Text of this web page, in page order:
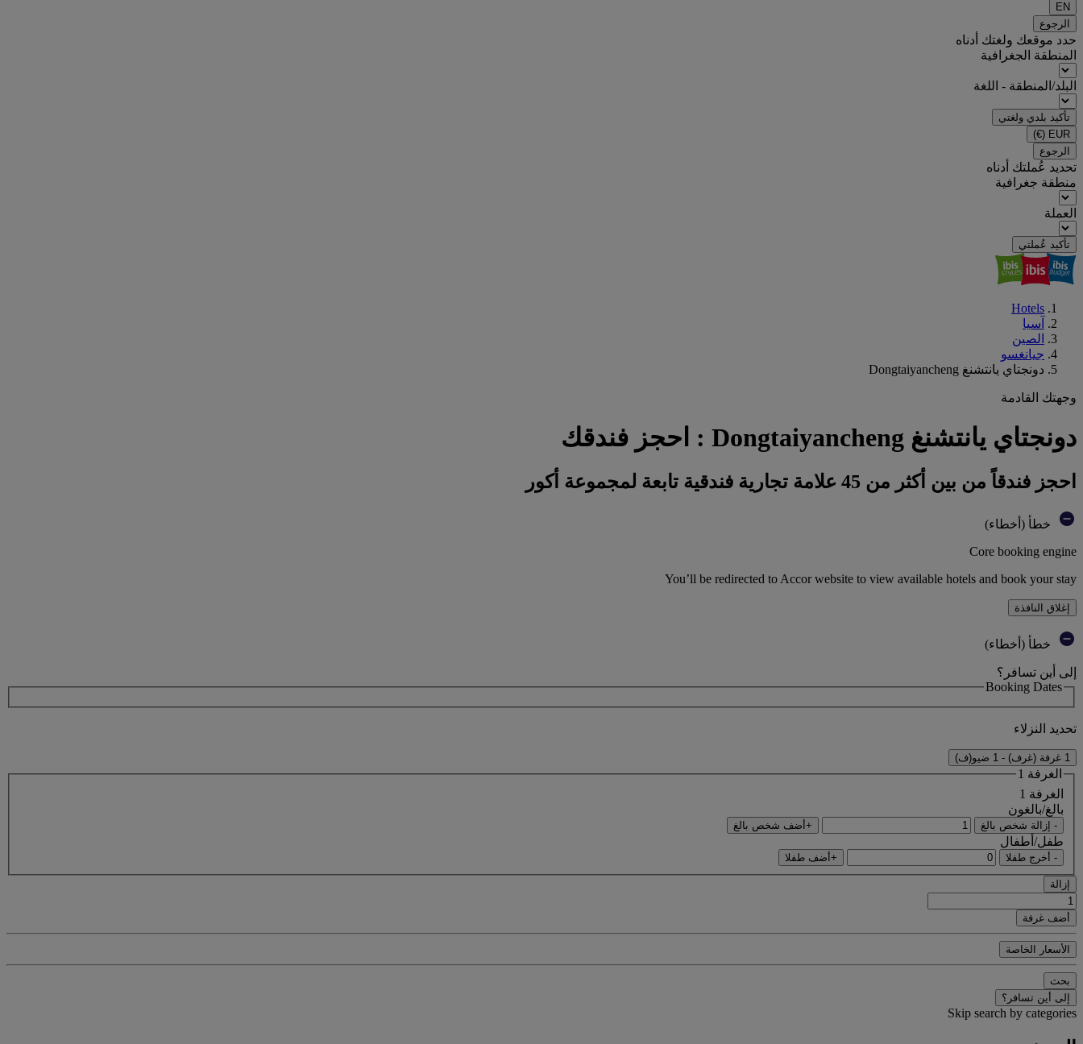
EN
الرجوع
حدد موقعك ولغتك أدناه
المنطقة الجغرافية
البلد/المنطقة - اللغة
تأكيد بلدي ولغتي
EUR
(€)
الرجوع
تحديد عُملتك أدناه
منطقة جغرافية
العملة
تأكيد عُملتي
Hotels
آسيا
الصين
جيانغسو
دونجتاي يانتشنغ Dongtaiyancheng
وجهتك القادمة
دونجتاي يانتشنغ Dongtaiyancheng : احجز فندقك
احجز فندقاً من بين أكثر من 45 علامة تجارية فندقية تابعة لمجموعة أكور
خطأ (أخطاء)
Core booking engine
You’ll be redirected to Accor website to view available hotels and book your stay
إغلاق النافذة
خطأ (أخطاء)
إلى أين تسافر؟
Booking Dates
تحديد النزلاء
1 غرفة (غرف) - 1 ضيو(ف)
الغرفة 1
الغرفة 1
بالغ/بالغون
- إزالة شخص بالغ +أضف شخص بالغ
طفل/أطفال
- أخرج طفلا +أضف طفلا
إزالة
أضف غرفة
الأسعار الخاصة
بحث
إلى أين تسافر؟
Skip search by categories